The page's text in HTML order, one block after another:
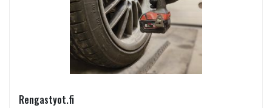
Rengastyot.fi